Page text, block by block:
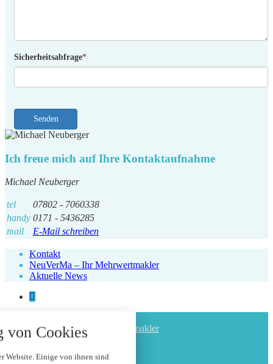
Sicherheitsabfrage*
Senden
Ich freue mich auf Ihre Kontaktaufnahme
Michael Neuberger
tel
07802 - 7060338
handy 0171 - 5436285
mail
E-Mail schreiben
Kontakt
NeuVerMa – Ihr Mehrwertmakler
Aktuelle News
NeuVerMa – Ihr Mehrwertmakler
Aktuelle News
Impressum
von Cookies
Website. Einige von ihnen sind
alle verwendeten Cookies und
Kategorien zu akzeptieren